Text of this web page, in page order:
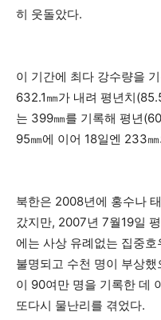
히 웃돌았다.
이 기간에 최다 강수량을
632.1㎜가 내려 평년치
는 399㎜를 기록해 평년
95㎜에 이어 18일엔 233
북한은 2008년에 홍수나
갔지만, 2007년 7월19일
에는 사상 유례없는 집중
불명되고 수천 명이 부상
이 90여만 명을 기록한 데
또다시 물난리를 겪었다.